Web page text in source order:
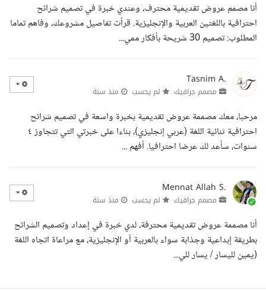
أنا مصمم عروض تقديمية محترف، وعندي خبرة في تصميم شرائح
احترافية باللغتين العربية والإنجليزية. قرأت تفاصيل مشروعك، وفاهم تماما
المطلوب: تصميم 30 شريحة بأفكار ممي...
Tasnim A.
مصمم جرافيك لم يحسب منذ سنة
مرحبا، معك مصممة عروض تقديمية بخبرة واسعة في تصميم شرائح
احترافية ثنائية اللغة (عربي إنجليزي)، بناءا على خبرتي التي تتجاوز ٤
سنوات، سأعد لك عرضا احترافيا. أفهم ...
Mennat Allah S.
مصمم جرافيك لم يحسب منذ سنة
أنا مصممة عروض تقديمية محترفة، لدي خبرة في إعداد وتصميم الشرائح
بطريقة إبداعية وجذابة سواء بالعربية أو الإنجليزية، مع مراعاة اتجاه اللغة
(يمين لليسار / يسار للي...